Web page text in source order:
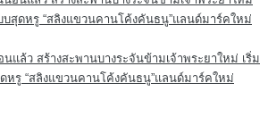
แล้ว สร้างสะพานบางระจันข้ามเจ้าพระยาใหม่ เริ่ม
หรู “สลิงแขวนคานโค้งคันธนู”แลนด์มาร์คใหม่